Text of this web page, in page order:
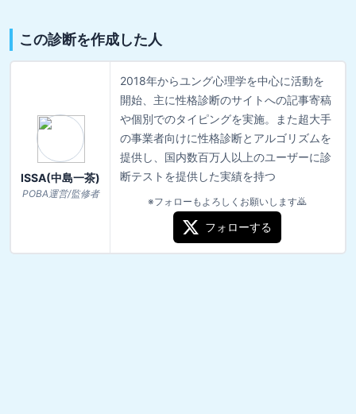
この診断を作成した人
ISSA(中島一茶)
POBA運営/監修者
2018年からユング心理学を中心に活動を
開始、主に性格診断のサイトへの記事寄稿
や個別でのタイピングを実施。また超大手
の事業者向けに性格診断とアルゴリズムを
提供し、国内数百万人以上のユーザーに診
断テストを提供した実績を持つ
※フォローもよろしくお願いします🙇
フォローする